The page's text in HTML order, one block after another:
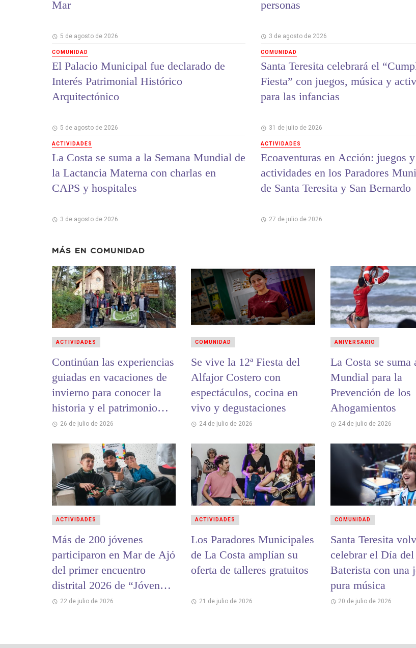
Mar
5 de agosto de 2026
COMUNIDAD
El Palacio Municipal fue declarado de
Interés Patrimonial Histórico
Arquitectónico
5 de agosto de 2026
ACTIVIDADES
La Costa se suma a la Semana Mundial de
la Lactancia Materna con charlas en
CAPS y hospitales
3 de agosto de 2026
personas
3 de agosto de 2026
COMUNIDAD
Santa Teresita celebrará el
Fiesta” con juegos, música y
para las infancias
31 de julio de 2026
ACTIVIDADES
Ecoaventuras en Acción: juegos y
actividades en los Paradores
de Santa Teresita y San Bernardo
27 de julio de 2026
MÁS EN COMUNIDAD
Continúan las experiencias
guiadas en vacaciones de
invierno para conocer la
historia y el patrimonio
cultural de La Costa
26 de julio de 2026
ACTIVIDADES
Se vive la 12ª Fiesta del
Alfajor Costero con
espectáculos, cocina en
vivo y degustaciones
24 de julio de 2026
COMUNIDAD
La Costa se suma
Mundial para la
Prevención de los
Ahogamientos
24 de julio de 2026
ANIVERSARIO
Más de 200 jóvenes
participaron en Mar de Ajó
del primer encuentro
distrital 2026 de “Jóvenes
y Memoria”
22 de julio de 2026
ACTIVIDADES
Los Paradores Municipales
de La Costa amplían su
oferta de talleres gratuitos
21 de julio de 2026
ACTIVIDADES
Santa Teresita
celebrar el Día del
Baterista con una
pura música
20 de julio de 2026
COMUNIDAD